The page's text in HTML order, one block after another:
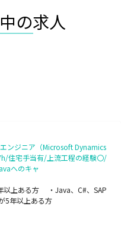
の求人
ンジニア（Microsoft Dynamics
住宅手当有/上流工程の経験〇/
へのキャ
以上ある方 ・Java、C#、SAP
5年以上ある方